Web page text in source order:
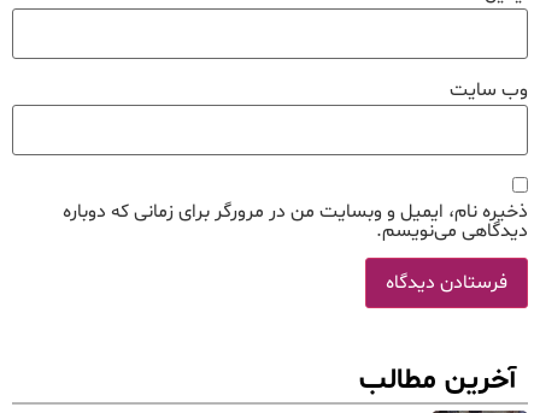
وب‌ سایت
ذخیره نام، ایمیل و وبسایت من در مرورگر برای زمانی که دوباره
دیدگاهی می‌نویسم.
آخرین مطالب